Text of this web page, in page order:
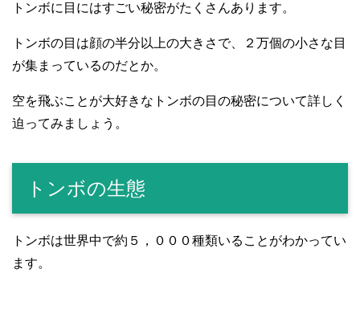
トンボに目にはすごい秘密がたくさんあります。
トンボの目は顔の半分以上の大きさで、２万個の小さな目
が集まっているのだとか。
空を飛ぶことが大好きなトンボの目の秘密について詳しく
迫ってみましょう。
トンボの生態
トンボは世界中で約５，０００種類いることがわかってい
ます。